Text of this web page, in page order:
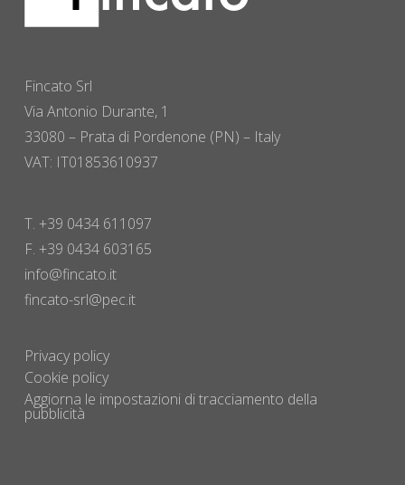
Fincato Srl
Via Antonio Durante, 1
33080 – Prata di Pordenone (PN) – Italy
VAT: IT01853610937
T. +39 0434 611097
F. +39 0434 603165
info@fincato.it
fincato-srl@pec.it
Privacy policy
Cookie policy
Aggiorna le impostazioni di tracciamento della
pubblicità